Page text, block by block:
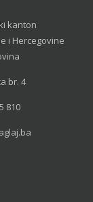
kanton
i Hercegovine
br. 4
810